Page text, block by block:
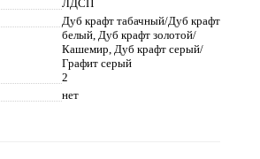
ЛДСП
Дуб крафт табачный/Дуб крафт
белый, Дуб крафт золотой/
Кашемир, Дуб крафт серый/
Графит серый
2
нет